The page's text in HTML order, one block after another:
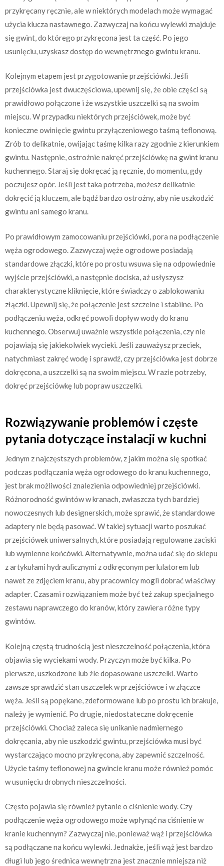
przykręcany ręcznie, ale w niektórych modelach może wymagać
użycia klucza nastawnego. Zazwyczaj na końcu wylewki znajduje
się gwint, do którego przykręcona jest ta część. Po jego
usunięciu, uzyskasz dostęp do wewnętrznego gwintu kranu.
Kolejnym etapem jest przygotowanie przejściówki. Jeśli
przejściówka jest dwuczęściowa, upewnij się, że obie części są
prawidłowo połączone i że wszystkie uszczelki są na swoim
miejscu. W przypadku niektórych przejściówek, może być
konieczne owinięcie gwintu przyłączeniowego taśmą teflonową.
Zrób to delikatnie, owijając taśmę kilka razy zgodnie z kierunkiem
gwintu. Następnie, ostrożnie nakręć przejściówkę na gwint kranu
kuchennego. Staraj się dokręcać ją ręcznie, do momentu, gdy
poczujesz opór. Jeśli jest taka potrzeba, możesz delikatnie
dokręcić ją kluczem, ale bądź bardzo ostrożny, aby nie uszkodzić
gwintu ani samego kranu.
Po prawidłowym zamocowaniu przejściówki, pora na podłączenie
węża ogrodowego. Zazwyczaj węże ogrodowe posiadają
standardowe złączki, które po prostu wsuwa się na odpowiednie
wyjście przejściówki, a następnie dociska, aż usłyszysz
charakterystyczne kliknięcie, które świadczy o zablokowaniu
złączki. Upewnij się, że połączenie jest szczelne i stabilne. Po
podłączeniu węża, odkręć powoli dopływ wody do kranu
kuchennego. Obserwuj uważnie wszystkie połączenia, czy nie
pojawiają się jakiekolwiek wycieki. Jeśli zauważysz przeciek,
natychmiast zakręć wodę i sprawdź, czy przejściówka jest dobrze
dokręcona, a uszczelki są na swoim miejscu. W razie potrzeby,
dokręć przejściówkę lub popraw uszczelki.
Rozwiązywanie problemów i częste
pytania dotyczące instalacji w kuchni
Jednym z najczęstszych problemów, z jakim można się spotkać
podczas podłączania węża ogrodowego do kranu kuchennego,
jest brak możliwości znalezienia odpowiedniej przejściówki.
Różnorodność gwintów w kranach, zwłaszcza tych bardziej
nowoczesnych lub designerskich, może sprawić, że standardowe
adaptery nie będą pasować. W takiej sytuacji warto poszukać
przejściówek uniwersalnych, które posiadają regulowane zaciski
lub wymienne końcówki. Alternatywnie, można udać się do sklepu
z artykułami hydraulicznymi z odkręconym perlulatorem lub
nawet ze zdjęciem kranu, aby pracownicy mogli dobrać właściwy
adapter. Czasami rozwiązaniem może być też zakup specjalnego
zestawu naprawczego do kranów, który zawiera różne typy
gwintów.
Kolejną częstą trudnością jest nieszczelność połączenia, która
objawia się wyciekami wody. Przyczyn może być kilka. Po
pierwsze, uszkodzone lub źle dopasowane uszczelki. Warto
zawsze sprawdzić stan uszczelek w przejściówce i w złączce
węża. Jeśli są popękane, zdeformowane lub po prostu ich brakuje,
należy je wymienić. Po drugie, niedostateczne dokręcenie
przejściówki. Chociaż zaleca się unikanie nadmiernego
dokręcania, aby nie uszkodzić gwintu, przejściówka musi być
wystarczająco mocno przykręcona, aby zapewnić szczelność.
Użycie taśmy teflonowej na gwincie kranu może również pomóc
w usunięciu drobnych nieszczelności.
Często pojawia się również pytanie o ciśnienie wody. Czy
podłączenie węża ogrodowego może wpłynąć na ciśnienie w
kranie kuchennym? Zazwyczaj nie, ponieważ wąż i przejściówka
są podłączane na końcu wylewki. Jednakże, jeśli wąż jest bardzo
długi lub jego średnica wewnętrzna jest znacznie mniejsza niż